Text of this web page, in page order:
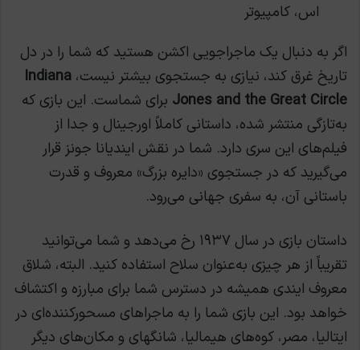
اس، کامپیوتر
اگر به دنبال یک ماجراجویی اکشن هستید که شما را در دل
تاریخ غرق کند، نیازی به جستجوی بیشتر نیست، Indiana
Jones and the Great Circle برای شماست. این بازی که
به‌تازگی منتشر شده، داستانی کاملاً اورجینال و جدا از
فیلم‌های این سری دارد. شما در نقش ایندیانا جونز قرار
می‌گیرید که در جستجوی «دایره بزرگ» معروف و قدرت
باستانی آن، به سفری جهانی می‌رود.
داستان بازی در سال ۱۹۳۷ رخ می‌دهد و شما می‌توانید
تقریباً از هر چیزی به‌عنوان سلاح استفاده کنید. البته، شلاق
معروف ایندی همیشه در دسترس شما برای مبارزه و اکتشاف
خواهد بود. این بازی شما را به ماجراهای مسحورکننده‌ای در
ایتالیا، مصر، کوه‌های هیمالیا، شانگهای و مکان‌های دیگر